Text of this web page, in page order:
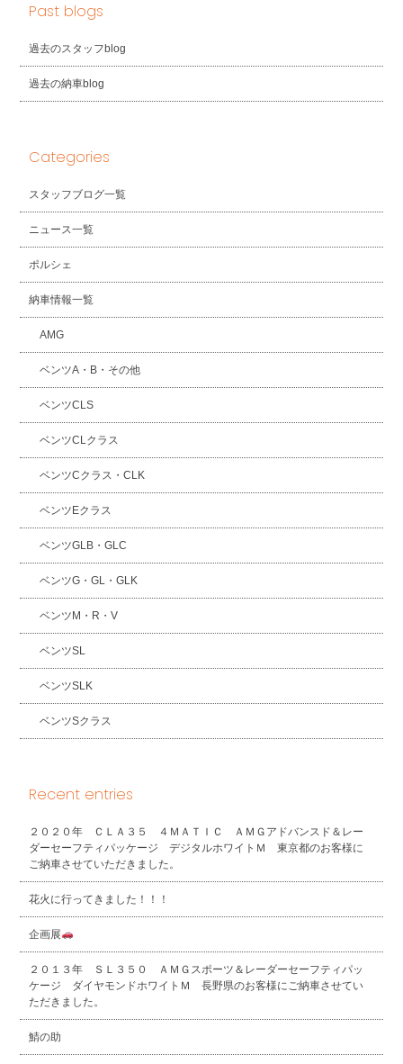
Past blogs
過去のスタッフblog
過去の納車blog
Categories
スタッフブログ一覧
ニュース一覧
ポルシェ
納車情報一覧
AMG
ベンツA・B・その他
ベンツCLS
ベンツCLクラス
ベンツCクラス・CLK
ベンツEクラス
ベンツGLB・GLC
ベンツG・GL・GLK
ベンツM・R・V
ベンツSL
ベンツSLK
ベンツSクラス
Recent entries
２０２０年 ＣＬＡ３５ ４ＭＡＴＩＣ ＡＭＧアドバンスド＆レー
ダーセーフティパッケージ デジタルホワイトＭ 東京都のお客様に
ご納車させていただきました。
花火に行ってきました！！！
企画展
２０１３年 ＳＬ３５０ ＡＭＧスポーツ＆レーダーセーフティパッ
ケージ ダイヤモンドホワイトＭ 長野県のお客様にご納車させてい
ただきました。
鯖の助